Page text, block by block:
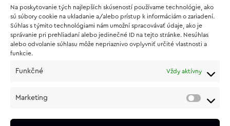
Na poskytovanie tých najlepších skúseností používame technológie, ako
sú súbory cookie na ukladanie a/alebo prístup k informáciám o zariadení.
Súhlas s týmito technológiami nám umožní spracovávať údaje, ako je
správanie pri prehliadaní alebo jedinečné ID na tejto stránke. Nesúhlas
alebo odvolanie súhlasu môže nepriaznivo ovplyvniť určité vlastnosti a
funkcie.
Funkčné Vždy aktívny
Marketing
Vernostný program
O NÁKUPE
Vrátenie a reklamácia tovaru